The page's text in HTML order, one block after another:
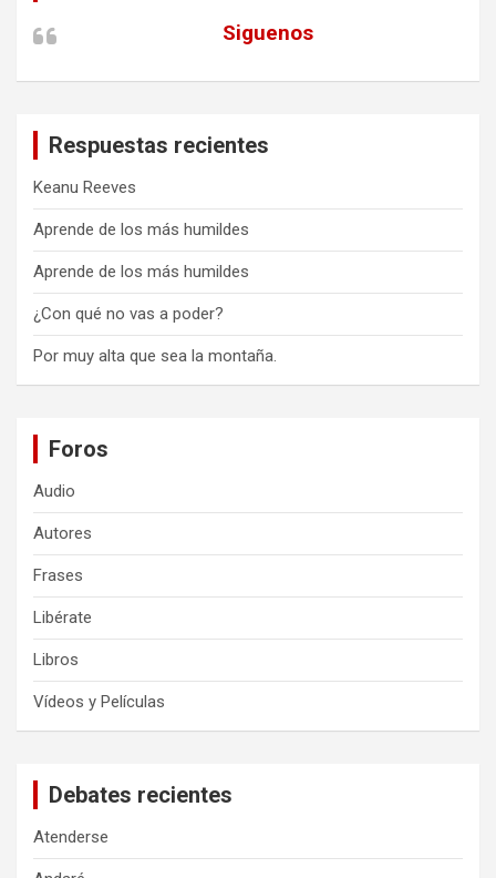
Siguenos
Respuestas recientes
Keanu Reeves
Aprende de los más humildes
Aprende de los más humildes
¿Con qué no vas a poder?
Por muy alta que sea la montaña.
Foros
Audio
Autores
Frases
Libérate
Libros
Vídeos y Películas
Debates recientes
Atenderse